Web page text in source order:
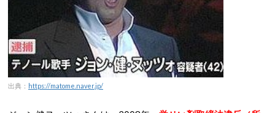
出典： https://matome.naver.jp/